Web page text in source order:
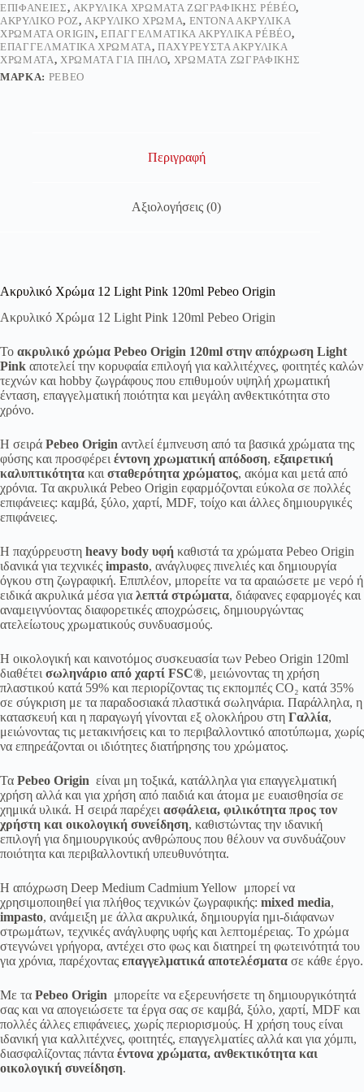
ΕΠΙΦΆΝΕΙΕΣ, ΑΚΡΥΛΙΚΆ ΧΡΏΜΑΤΑ ΖΩΓΡΑΦΙΚΉΣ PÉBÉO,
ΑΚΡΥΛΙΚΌ ΡΟΖ,ΑΚΡΥΛΙΚΌ ΧΡΏΜΑ, ΈΝΤΟΝΑ ΑΚΡΥΛΙΚΆ
ΧΡΏΜΑΤΑ ORIGIN,ΕΠΑΓΓΕΛΜΑΤΙΚΆ ΑΚΡΥΛΙΚΆ PÉBÉO,
ΕΠΑΓΓΕΛΜΑΤΙΚΆ ΧΡΏΜΑΤΑ, ΠΑΧΎΡΕΥΣΤΑ ΑΚΡΥΛΙΚΆ
ΧΡΏΜΑΤΑ, ΧΡΏΜΑΤΑ ΓΙΑ ΠΗΛΌ, ΧΡΏΜΑΤΑ ΖΩΓΡΑΦΙΚΉΣ
ΜΆΡΚΑ: PEBEO
Περιγραφή
Αξιολογήσεις (0)
Ακρυλικό Χρώμα 12 Light Pink 120ml Pebeo Origin
Ακρυλικό Χρώμα 12 Light Pink 120ml Pebeo Origin
Το ακρυλικό χρώμα Pebeo Origin 120ml στην απόχρωση Light
Pink αποτελεί την κορυφαία επιλογή για καλλιτέχνες, φοιτητές καλών
τεχνών και hobby ζωγράφους που επιθυμούν υψηλή χρωματική
ένταση, επαγγελματική ποιότητα και μεγάλη ανθεκτικότητα στο
χρόνο.
Η σειρά Pebeo Origin αντλεί έμπνευση από τα βασικά χρώματα της
φύσης και προσφέρει έντονη χρωματική απόδοση, εξαιρετική
καλυπτικότητα και σταθερότητα χρώματος, ακόμα και μετά από
χρόνια. Τα ακρυλικά Pebeo Origin εφαρμόζονται εύκολα σε πολλές
επιφάνειες: καμβά, ξύλο, χαρτί, MDF, τοίχο και άλλες δημιουργικές
επιφάνειες.
Η παχύρρευστη heavy body υφή καθιστά τα χρώματα Pebeo Origin
ιδανικά για τεχνικές impasto, ανάγλυφες πινελιές και δημιουργία
όγκου στη ζωγραφική. Επιπλέον, μπορείτε να τα αραιώσετε με νερό ή
ειδικά ακρυλικά μέσα για λεπτά στρώματα, διάφανες εφαρμογές και
αναμειγνύοντας διαφορετικές αποχρώσεις, δημιουργώντας
ατελείωτους χρωματικούς συνδυασμούς.
Η οικολογική και καινοτόμος συσκευασία των Pebeo Origin 120ml
διαθέτει σωληνάριο από χαρτί FSC®, μειώνοντας τη χρήση
πλαστικού κατά 59% και περιορίζοντας τις εκπομπές CO₂ κατά 35%
σε σύγκριση με τα παραδοσιακά πλαστικά σωληνάρια. Παράλληλα, η
κατασκευή και η παραγωγή γίνονται εξ ολοκλήρου στη Γαλλία,
μειώνοντας τις μετακινήσεις και το περιβαλλοντικό αποτύπωμα, χωρίς
να επηρεάζονται οι ιδιότητες διατήρησης του χρώματος.
Τα Pebeo Origin είναι μη τοξικά, κατάλληλα για επαγγελματική
χρήση αλλά και για χρήση από παιδιά και άτομα με ευαισθησία σε
χημικά υλικά. Η σειρά παρέχει ασφάλεια, φιλικότητα προς τον
χρήστη και οικολογική συνείδηση, καθιστώντας την ιδανική
επιλογή για δημιουργικούς ανθρώπους που θέλουν να συνδυάζουν
ποιότητα και περιβαλλοντική υπευθυνότητα.
Η απόχρωση Deep Medium Cadmium Yellow μπορεί να
χρησιμοποιηθεί για πλήθος τεχνικών ζωγραφικής: mixed media,
impasto, ανάμειξη με άλλα ακρυλικά, δημιουργία ημι-διάφανων
στρωμάτων, τεχνικές ανάγλυφης υφής και λεπτομέρειας. Το χρώμα
στεγνώνει γρήγορα, αντέχει στο φως και διατηρεί τη φωτεινότητά του
για χρόνια, παρέχοντας επαγγελματικά αποτελέσματα σε κάθε έργο.
Με τα Pebeo Origin μπορείτε να εξερευνήσετε τη δημιουργικότητά
σας και να απογειώσετε τα έργα σας σε καμβά, ξύλο, χαρτί, MDF και
πολλές άλλες επιφάνειες, χωρίς περιορισμούς. Η χρήση τους είναι
ιδανική για καλλιτέχνες, φοιτητές, επαγγελματίες αλλά και για χόμπι,
διασφαλίζοντας πάντα έντονα χρώματα, ανθεκτικότητα και
οικολογική συνείδηση.